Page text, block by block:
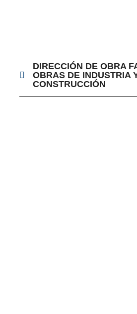
DIRECCIÓN DE OBRA
OBRAS DE INDUSTRIA
CONSTRUCCIÓN